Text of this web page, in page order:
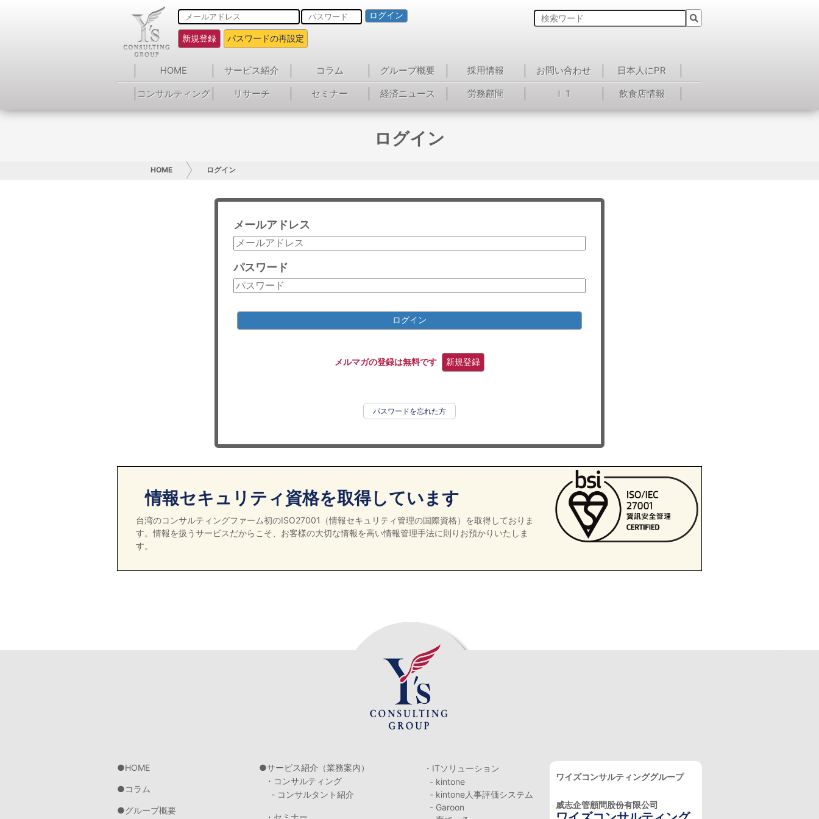
ログイン
新規登録 パスワードの再設定
HOME サービス紹介 コラム グループ概要 採用情報 お問い合わせ
日本人にPR
コンサルティング
リサーチ セミナー 経済ニュース 労務顧問 ＩＴ 飲食店情報
ログイン
HOME ログイン
メールアドレス
パスワード
ログイン
メルマガの登録は無料です 新規登録
パスワードを忘れた方
情報セキュリティ資格を取得しています
台湾のコンサルティングファーム初のISO27001（情報セキュリティ管理の国際資格）を取得しておりま
す。情報を扱うサービスだからこそ、お客様の大切な情報を高い情報管理手法に則りお預かりいたしま
す。
HOME
コラム
グループ概要
サービス紹介（業務案内）
・コンサルティング
- コンサルタント紹介
・セミナー
・ITソリューション
- kintone
- kintone人事評価システム
- Garoon
ワイズコンサルティンググループ
威志企管顧問股份有限公司